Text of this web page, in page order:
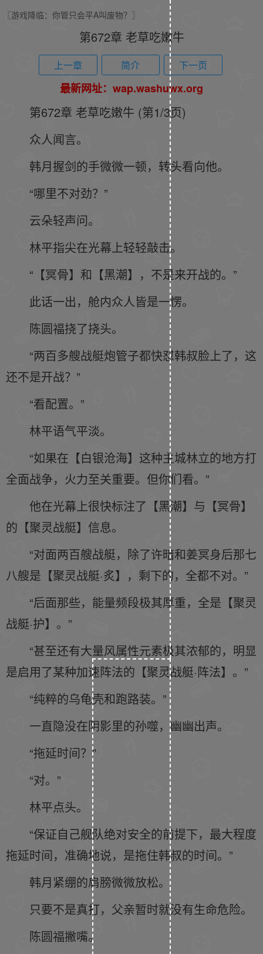
〖游戏降临：你管只会平A叫废物？〗
第672章 老草吃嫩牛
上一章 简介 下一页
最新网址：wap.washuwx.org
第672章 老草吃嫩牛 (第1/3页)
众人闻言。
韩月握剑的手微微一顿，转头看向他。
“哪里不对劲？”
云朵轻声问。
林平指尖在光幕上轻轻敲击。
“【冥骨】和【黑潮】，不是来开战的。”
此话一出，舱内众人皆是一愣。
陈圆福挠了挠头。
“两百多艘战艇炮管子都快怼韩叔脸上了，这
还不是开战？”
“看配置。”
林平语气平淡。
“如果在【白银沧海】这种主城林立的地方打
全面战争，火力至关重要。但你们看。”
他在光幕上很快标注了【黑潮】与【冥骨】
的【聚灵战艇】信息。
“对面两百艘战艇，除了许暗和姜冥身后那七
八艘是【聚灵战艇·炙】，剩下的，全都不对。”
“后面那些，能量频段极其厚重，全是【聚灵
战艇·护】。”
“甚至还有大量风属性元素极其浓郁的，明显
是启用了某种加速阵法的【聚灵战艇·阵法】。”
“纯粹的乌龟壳和跑路装。”
一直隐没在阴影里的孙噬，幽幽出声。
“拖延时间？”
“对。”
林平点头。
“保证自己舰队绝对安全的前提下，最大程度
拖延时间，准确地说，是拖住韩叔的时间。”
韩月紧绷的肩膀微微放松。
只要不是真打，父亲暂时就没有生命危险。
陈圆福撇嘴。